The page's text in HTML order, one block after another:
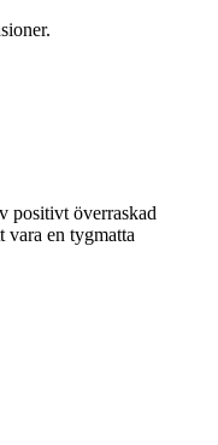
positivt överraskad
en tygmatta